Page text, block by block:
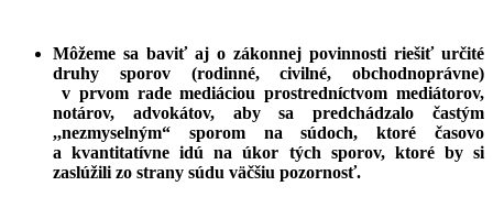
Môžeme sa baviť aj o zákonnej povinnosti riešiť určité
druhy sporov (rodinné, civilné, obchodnoprávne)
v prvom rade mediáciou prostredníctvom mediátorov,
notárov, advokátov, aby sa predchádzalo častým
,,nezmyselným“ sporom na súdoch, ktoré časovo
a kvantitatívne idú na úkor tých sporov, ktoré by si
zaslúžili zo strany súdu väčšiu pozornosť.